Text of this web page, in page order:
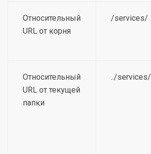
Относительный
URL от корня
/services/
Относительный
URL от текущей
папки
../services/